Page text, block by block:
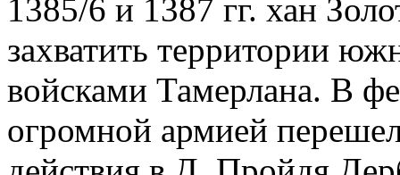
1385/6 и 1387 гг. хан
захватить территории
войсками Тамерлана. В
огромной армией